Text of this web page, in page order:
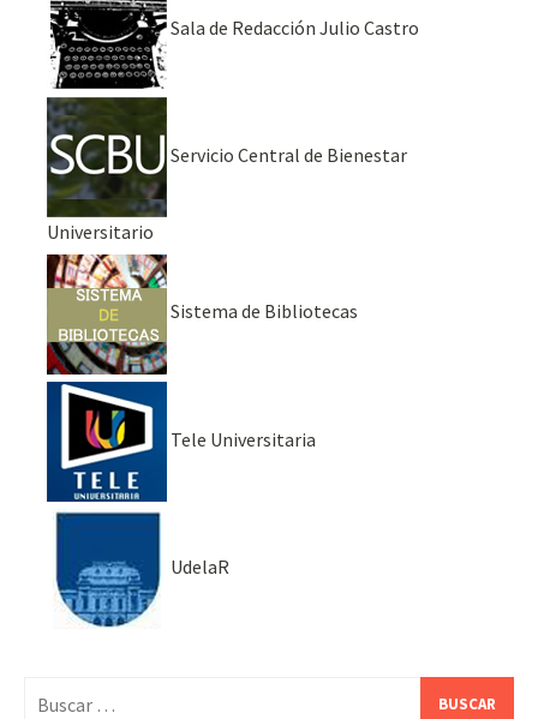
Sala de Redacción Julio Castro
Servicio Central de Bienestar
Universitario
Sistema de Bibliotecas
Tele Universitaria
UdelaR